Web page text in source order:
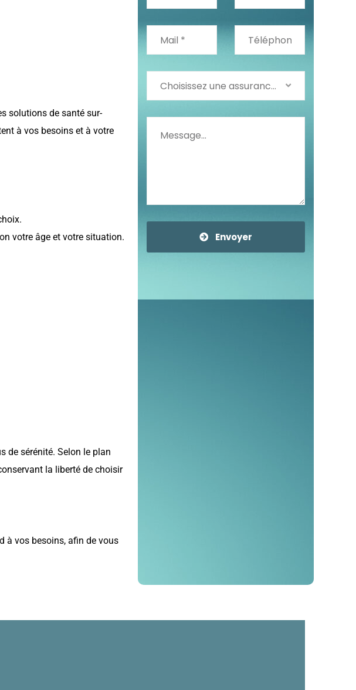
solutions de santé sur-
à vos besoins et à votre
votre âge et votre situation.
de sérénité. Selon le plan
la liberté de choisir
à vos besoins, afin de vous
Choisissez une assurance *
Envoyer